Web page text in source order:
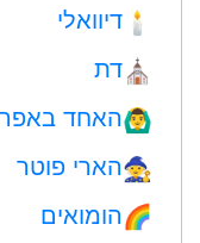
🕯 דיוואלי
⛪️דת
🙆‍♂️האחד
🧙הארי פוטר
🌈הומואים